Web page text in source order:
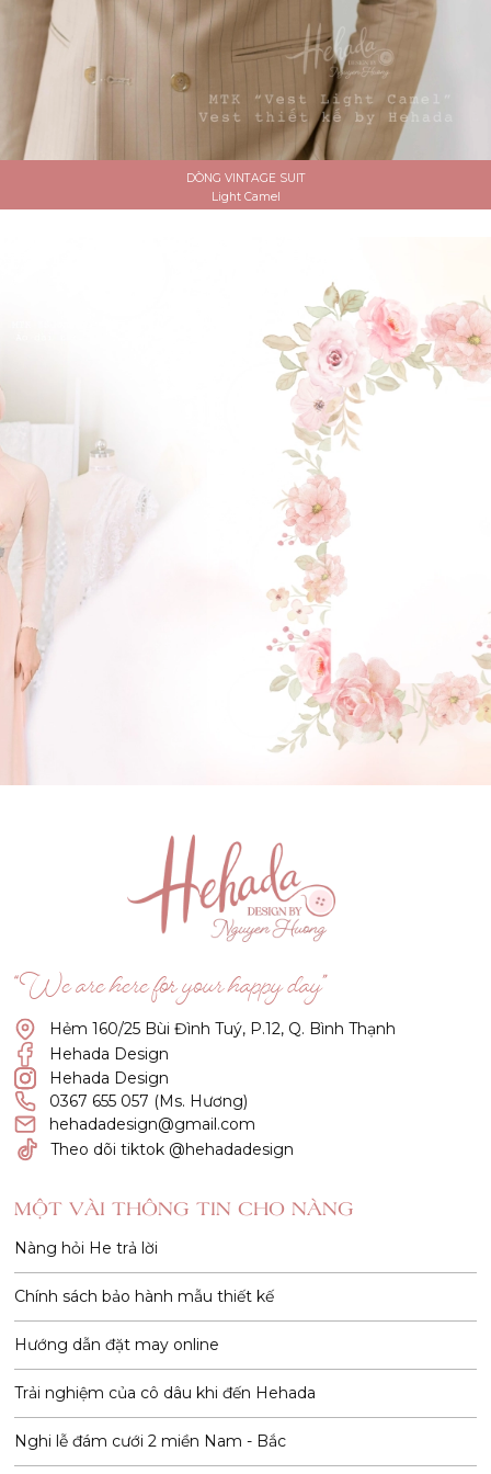
DÒNG VINTAGE SUIT
Light Camel
ĐẶT LỊCH HẸN
GẬT ĐẦU NHÉ NÀNG !
(Click vào đây để He và Nàng có 1 cuộc hẹn nà)
“We are here for your happy day”
Hẻm 160/25 Bùi Đình Tuý, P.12, Q. Bình Thạnh
Hehada Design
Hehada Design
0367 655 057 (Ms. Hương)
hehadadesign@gmail.com
Theo dõi tiktok @hehadadesign
MỘT VÀI THÔNG TIN CHO NÀNG
Nàng hỏi He trả lời
Chính sách bảo hành mẫu thiết kế
Hướng dẫn đặt may online
Trải nghiệm của cô dâu khi đến Hehada
Nghi lễ đám cưới 2 miền Nam - Bắc